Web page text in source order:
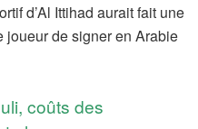
d’Al Ittihad aurait fait une
joueur de signer en Arabie
coûts des